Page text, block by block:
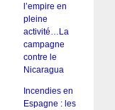
l’empire en
pleine
activité…La
campagne
contre le
Nicaragua
Incendies en
Espagne : les